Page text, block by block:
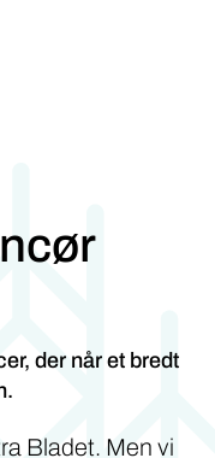
der når et bredt
Bladet. Men vi